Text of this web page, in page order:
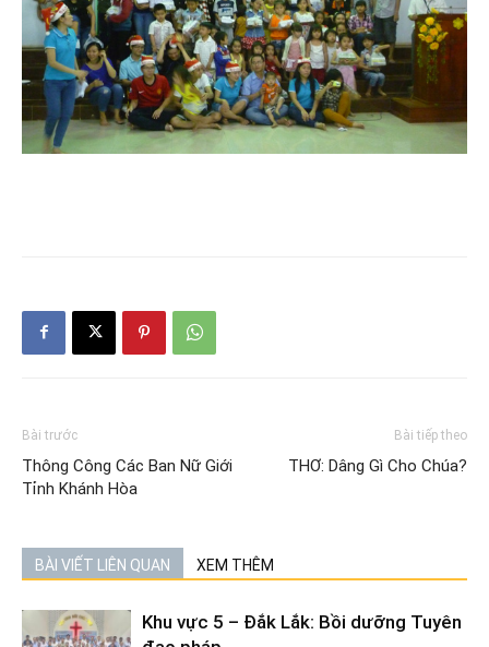
Bài trước
Thông Công Các Ban Nữ Giới
Tỉnh Khánh Hòa
Bài tiếp theo
THƠ: Dâng Gì Cho Chúa?
BÀI VIẾT LIÊN QUAN XEM THÊM
Khu vực 5 – Đắk Lắk: Bồi dưỡng Tuyên